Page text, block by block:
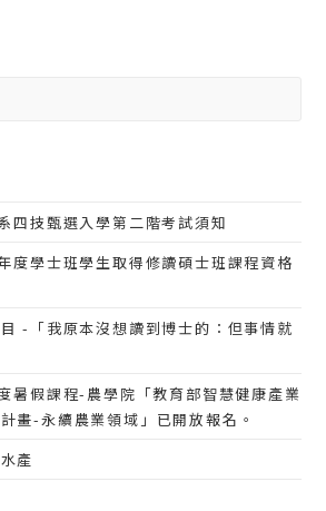
四技甄選入學第二階考試須知
度學士班學生取得修讀碩士班課程資格
-「我原本沒想讀到博士的：但事情就
暑假課程-農學院「教育部智慧健康產業
畫-永續農業領域」已開放報名。
產